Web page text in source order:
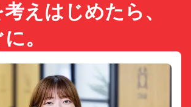
えはじめたら、
。